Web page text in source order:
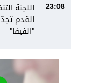
23:08
اللجنة
القدم
"الفيفا"